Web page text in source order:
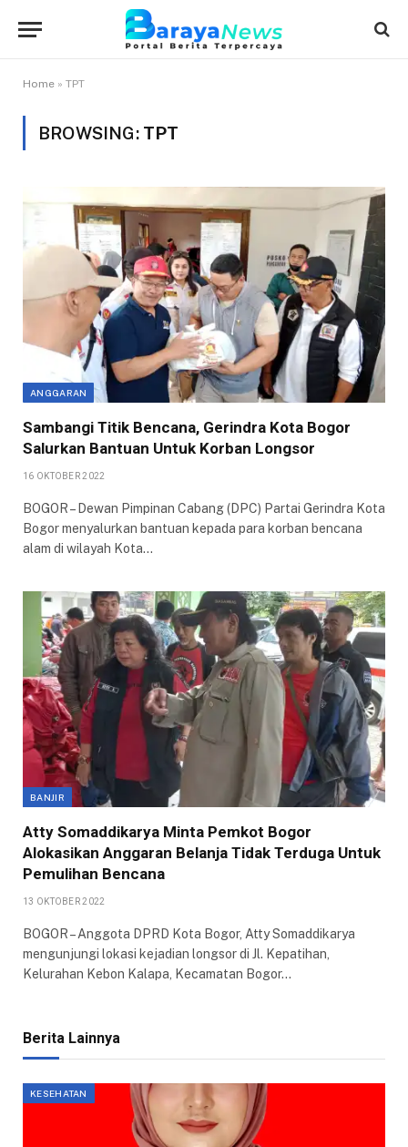
Home » TPT
BROWSING: TPT
ANGGARAN
Sambangi Titik Bencana, Gerindra Kota Bogor
Salurkan Bantuan Untuk Korban Longsor
16 OKTOBER 2022
BOGOR – Dewan Pimpinan Cabang (DPC) Partai Gerindra Kota
Bogor menyalurkan bantuan kepada para korban bencana
alam di wilayah Kota…
BANJIR
Atty Somaddikarya Minta Pemkot Bogor
Alokasikan Anggaran Belanja Tidak Terduga Untuk
Pemulihan Bencana
13 OKTOBER 2022
BOGOR – Anggota DPRD Kota Bogor, Atty Somaddikarya
mengunjungi lokasi kejadian longsor di Jl. Kepatihan,
Kelurahan Kebon Kalapa, Kecamatan Bogor…
Berita Lainnya
KESEHATAN